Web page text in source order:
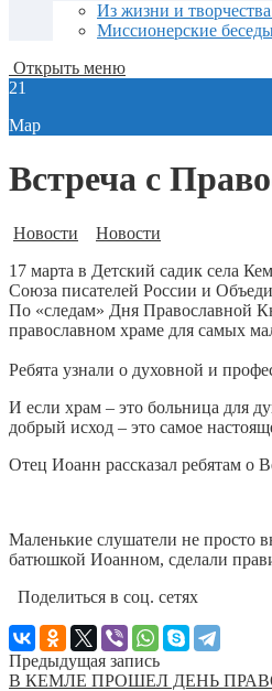
Из жизни и
Миссионерские
Открыть меню
21
Мар
Встреча с
Новости
Новости
17 марта в Детский садик села
Союза писателей России и
По «следам» Дня Православной
православном храме для самых
Ребята узнали о духовной и
И если храм – это больница для
добрый исход – это самое
Отец Иоанн рассказал ребятам о
Маленькие слушатели не просто
батюшкой Иоанном, сделали
Поделиться в соц. сетях
Предыдущая запись
В КЕМЛЕ ПРОШЕЛ ДЕНЬ